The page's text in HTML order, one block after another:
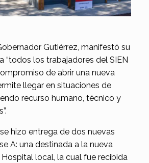
Gutiérrez, manifestó su
“todos los trabajadores del SIEN
de abrir una nueva
llegar en situaciones de
recurso humano, técnico y
hizo entrega de dos nuevas
A: una destinada a la nueva
Hospital local, la cual fue recibida